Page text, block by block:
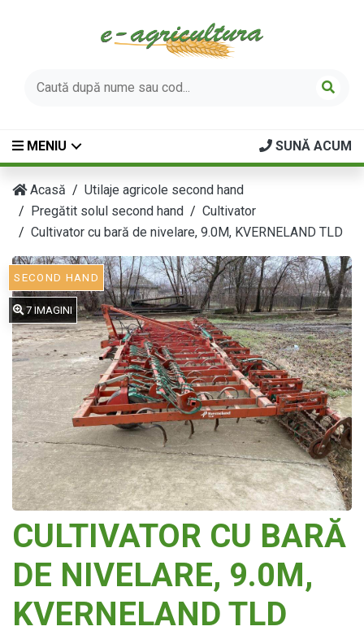
MENIU SUNĂ ACUM
Acasă
Utilaje agricole second hand
Pregătit solul second hand
Cultivator
Cultivator cu bară de nivelare, 9.0M, KVERNELAND TLD
SECOND HAND
7 IMAGINI
CULTIVATOR CU BARĂ
DE NIVELARE, 9.0M,
KVERNELAND TLD